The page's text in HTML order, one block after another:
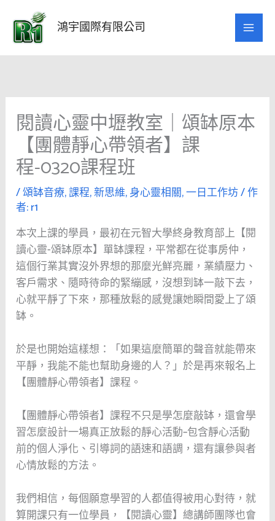
要
鴻宇國際有限公司
閱讀心靈中壢教室｜頌缽原本
【團體靜心帶領者】課
程-0320課程班
/頌缽音療,課程,新思維,身心靈相關,一日工作坊/ 作
者:r1
本次上課的學員，最初在元智大學終身教育部上【閱
讀心靈-頌缽原本】單缽課程，平常都在從事房仲，
這個行業其實沒外界想的那麼光鮮亮麗，業績壓力、
客戶需求、隨時待命的緊繃感，沒想到缽一敲下去，
心就平靜了下來，那種放鬆的感覺讓她瞬間愛上了頌
缽。
於是也開始這樣想：「如果這麼簡單的聲音就能帶來
平靜，我能不能也幫助身邊的人？」於是再來報名上
【團體靜心帶領者】課程。
【團體靜心帶領者】課程不只是學怎麼敲缽，還會學
習怎麼設計一場真正放鬆的靜心活動–包含靜心活動
前的個人淨化、引導詞的語速和語調，還有讓參與者
心情放鬆的方法。
我們相信，每個願意學習的人都值得被用心對待，就
算開課只有一位學員，【閱讀心靈】總講師團隊也會